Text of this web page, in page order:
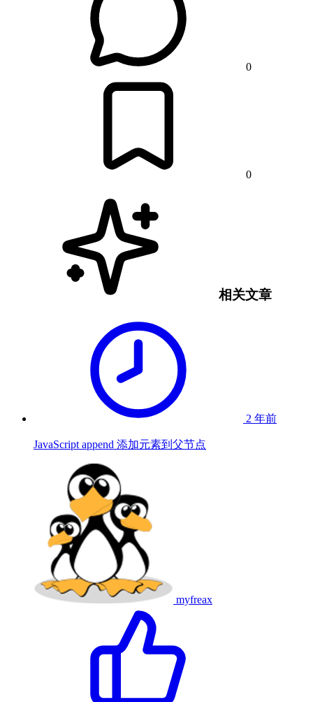
0
0
相关文章
2 年前
JavaScript append 添加元素到父节点
myfreax